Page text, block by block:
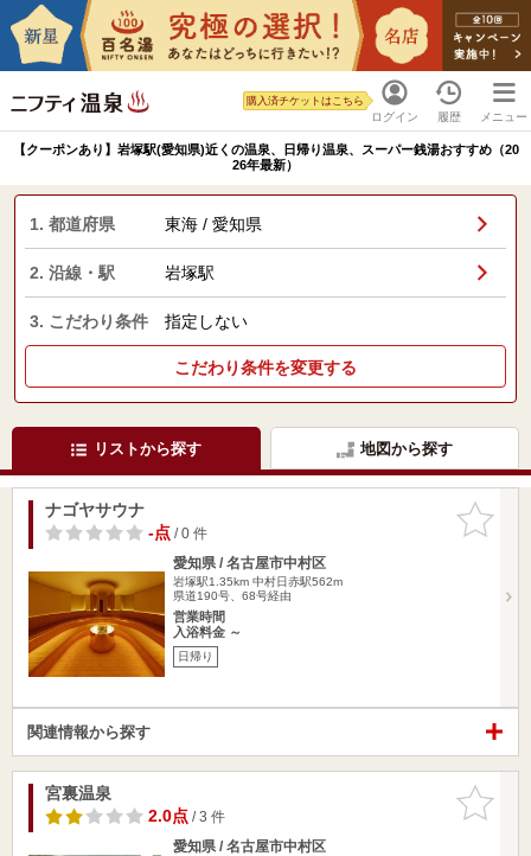
ログイン
購入済チケットはこちら
履歴 メニュー
【クーポンあり】岩塚駅(愛知県)近くの温泉、日帰り温泉、スーパー銭湯おすすめ（20
26年最新）
1. 都道府県 東海 / 愛知県
2. 沿線・駅 岩塚駅
3. こだわり条件 指定しない
こだわり条件を変更する
リストから探す 地図から探す
お気に入
りに追加
ナゴヤサウナ
-点/ 0 件
愛知県 / 名古屋市中村区
岩塚駅1.35km 中村日赤駅562m
県道190号、68号経由
営業時間
入浴料金 ～
日帰り
関連情報から探す
お気に入
りに追加
宮裏温泉
2.0点/ 3 件
愛知県 / 名古屋市中村区